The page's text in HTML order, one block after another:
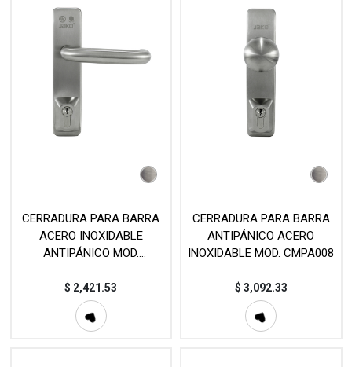
CERRADURA PARA BARRA
ACERO INOXIDABLE
ANTIPÁNICO MOD.
$ 2,421.53
CERRADURA PARA BARRA
ANTIPÁNICO ACERO
INOXIDABLE MOD. CMPA008
$ 3,092.33